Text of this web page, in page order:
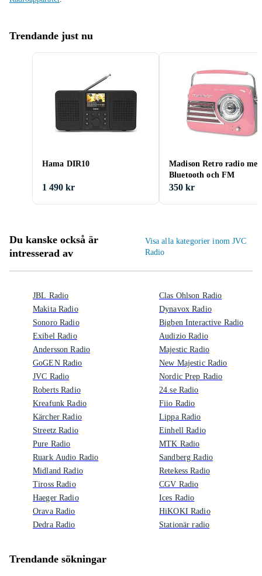
Trendande just nu
Hama DIR10
1 490 kr
Madison Retro radio med
Bluetooth och FM
350 kr
Du kanske också är
intresserad av
Visa alla kategorier inom JVC
Radio
JBL Radio
Makita Radio
Sonoro Radio
Exibel Radio
Andersson Radio
GoGEN Radio
JVC Radio
Roberts Radio
Kreafunk Radio
Kärcher Radio
Streetz Radio
Pure Radio
Ruark Audio Radio
Midland Radio
Tiross Radio
Haeger Radio
Orava Radio
Dedra Radio
Clas Ohlson Radio
Dynavox Radio
Bigben Interactive Radio
Audizio Radio
Majestic Radio
New Majestic Radio
Nordic Prep Radio
24.se Radio
Fiio Radio
Lippa Radio
Einhell Radio
MTK Radio
Sandberg Radio
Retekess Radio
CGV Radio
Ices Radio
HiKOKI Radio
Stationär radio
Trendande sökningar